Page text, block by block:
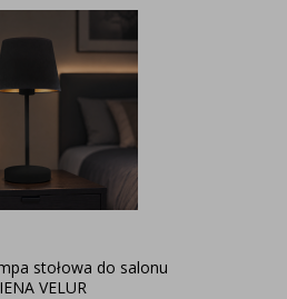
stołowa do salonu
VELUR